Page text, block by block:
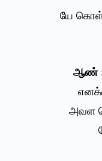
யே
ஆண்
அவள